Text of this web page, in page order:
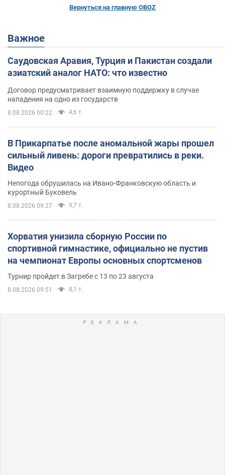
Вернуться на главную OBOZ
Важное
Саудовская Аравия, Турция и Пакистан создали
азиатский аналог НАТО: что известно
Договор предусматривает взаимную поддержку в случае
нападения на одно из государств
8.08.2026 00:22 4,6 т.
В Прикарпатье после аномальной жары прошел
сильный ливень: дороги превратились в реки.
Видео
Непогода обрушилась на Ивано-Франковскую область и
курортный Буковель
8.08.2026 09:27 9,7 т.
Хорватия унизила сборную России по
спортивной гимнастике, официально не пустив
на чемпионат Европы основных спортсменов
Турнир пройдет в Загребе с 13 по 23 августа
8.08.2026 09:51 8,1 т.